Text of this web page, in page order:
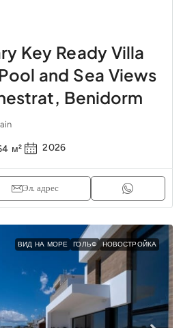
Key Ready Villa
and Sea Views
Benidorm
м² 2026
Эл. адрес
ВИД НА МОРЕ ГОЛЬФ НОВОСТРОЙКА